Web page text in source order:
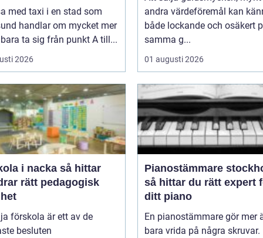
med taxi i en stad som
handlar om mycket mer
ta sig från punkt A till...
2026
andra värdeföremål kan
både lockande och osäkert
samma g...
01 augusti 2026
i nacka så hittar
rätt pedagogisk
förskola är ett av de
besluten
Pianostämmare
så hittar du rätt expert
ditt piano
En pianostämmare gör mer
bara vrida på några skruvar.